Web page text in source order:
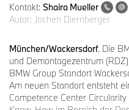
Kontakt: Shaira Mueller
Autor: Jochen Diernberger
München/Wackersdorf. Die
und Demontagezentrum
BMW Group Standort
Am neuen Standort entsteht
Competence Center